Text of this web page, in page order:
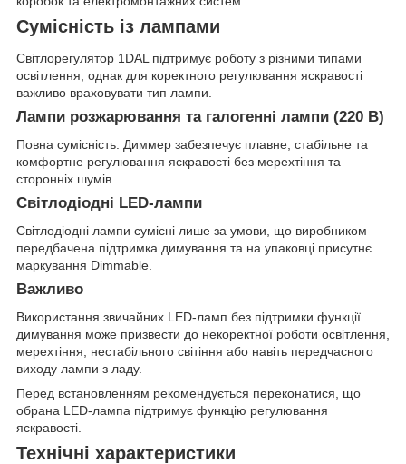
Сумісність із лампами
Світлорегулятор 1DAL підтримує роботу з різними типами
освітлення, однак для коректного регулювання яскравості
важливо враховувати тип лампи.
Лампи розжарювання та галогенні лампи (220 В)
Повна сумісність. Диммер забезпечує плавне, стабільне та
комфортне регулювання яскравості без мерехтіння та
сторонніх шумів.
Світлодіодні LED-лампи
Світлодіодні лампи сумісні лише за умови, що виробником
передбачена підтримка димування та на упаковці присутнє
маркування Dimmable.
Важливо
Використання звичайних LED-ламп без підтримки функції
димування може призвести до некоректної роботи освітлення,
мерехтіння, нестабільного світіння або навіть передчасного
виходу лампи з ладу.
Перед встановленням рекомендується переконатися, що
обрана LED-лампа підтримує функцію регулювання
яскравості.
Технічні характеристики